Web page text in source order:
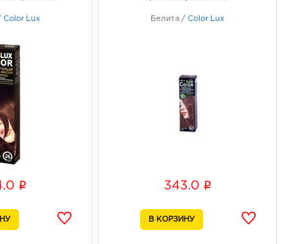
обл, г
20-летия Октября,
Юго-Запад: 343.0
кт Патриотов, д.
9:00 - 21:00
Color Lux
i
Белита /Color Lux
343.0 i